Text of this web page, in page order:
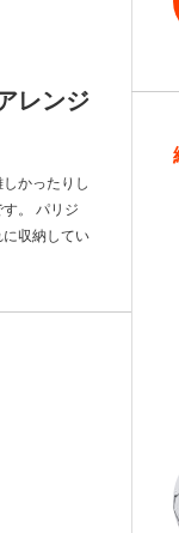
レンジ
かったりし
。 パリジ
収納してい